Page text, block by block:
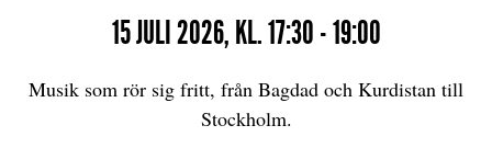
15 JULI 2026, KL. 17:30 - 19:00
Musik som rör sig fritt, från Bagdad och Kurdistan till
Stockholm.